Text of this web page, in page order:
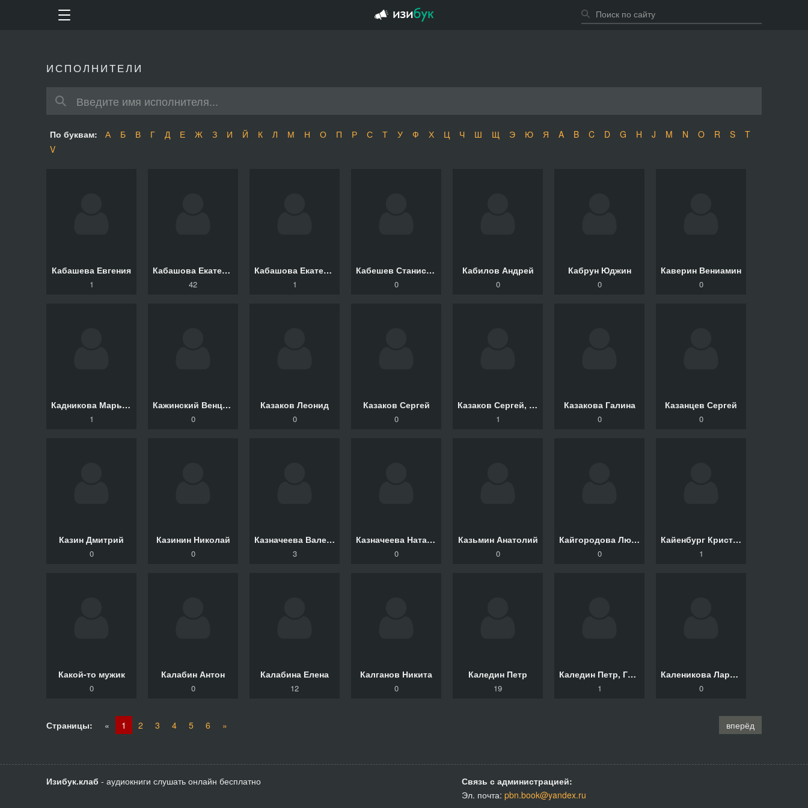
ИСПОЛНИТЕЛИ
По буквам: А Б В Г Д Е Ж З И Й К Л М Н О П Р С Т У Ф Х Ц Ч Ш Щ Э Ю Я A B C D G H J M N O R S
T
V
Кабашева Евгения
1
Кабашова Екатерина
42
Кабашова Екатерина, Киреев Максим
1
Кабешев Станислав
0
Кабилов Андрей
0
Кабрун Юджин
0
Каверин Вениамин
0
Кадникова Марьяна
1
Кажинский Венцеслав
0
Казаков Леонид
0
Казаков Сергей
0
Казаков Сергей, Язькова Вероника, Левашев Владимир
1
Казакова Галина
0
Казанцев Сергей
0
Казин Дмитрий
0
Казинин Николай
0
Казначеева Валентина
3
Казначеева Наталья
0
Казьмин Анатолий
0
Кайгородова Людмила
0
Кайенбург Кристина, Федоров Сергей
1
Какой-то мужик
0
Калабин Антон
0
Калабина Елена
12
Калганов Никита
0
Каледин Петр
19
Каледин Петр, Гаркалин Валерий
1
Каленикова Лариса
0
вперёд
Страницы: « 1 2 3 4 5 6 »
Изибук.клаб - аудиокниги слушать онлайн бесплатно
Связь с администрацией:
Эл. почта: pbn.book@yandex.ru